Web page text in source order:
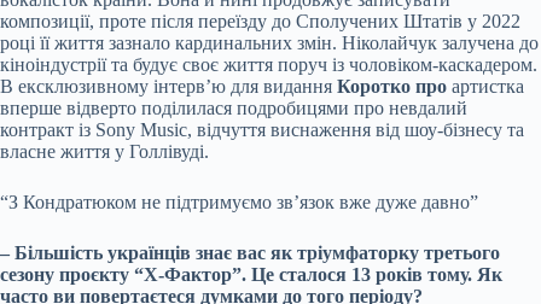
композиції, проте після переїзду до Сполучених Штатів у 2022
році її життя зазнало кардинальних змін. Ніколайчук залучена до
кіноіндустрії та будує своє життя поруч із чоловіком-каскадером.
В ексклюзивному інтерв’ю для видання Коротко про артистка
вперше відверто поділилася подробицями про невдалий
контракт із Sony Music, відчуття виснаження від шоу-бізнесу та
власне життя у Голлівуді.
“З Кондратюком не підтримуємо зв’язок вже дуже давно”
– Більшість українців знає вас як тріумфаторку третього
сезону проєкту “Х-Фактор”. Це сталося 13 років тому. Як
часто ви повертаєтеся думками до того періоду?